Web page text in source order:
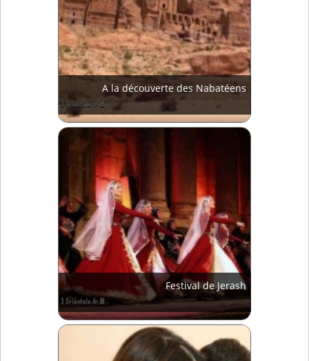
A la découverte des Nabatéens
Festival de Jerash